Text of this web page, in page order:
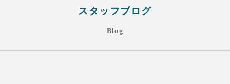
スタッフブログ
Blog